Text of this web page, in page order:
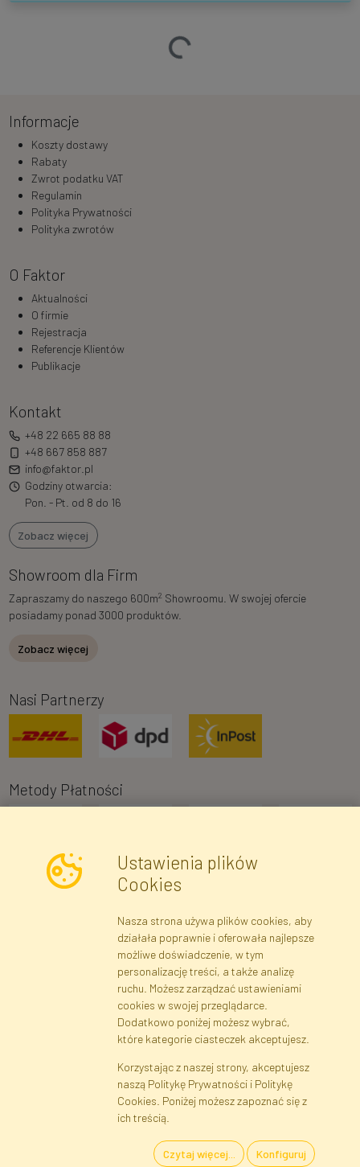
Ładowanie…
Informacje
Koszty dostawy
Rabaty
Zwrot podatku VAT
Regulamin
Polityka Prywatności
Polityka zwrotów
O Faktor
Aktualności
O firmie
Rejestracja
Referencje Klientów
Publikacje
Kontakt
+48 22 665 88 88
+48 667 858 887
info@faktor.pl
Godziny otwarcia:
Pon. - Pt. od 8 do 16
Zobacz więcej
Showroom dla Firm
Zapraszamy do naszego 600m2 Showroomu. W swojej ofercie
posiadamy ponad 3000 produktów.
Zobacz więcej
Nasi Partnerzy
Metody Płatności
Zapisz się
Dane rejestrowe Regulamin
Polityka Prywatności
Pomoc
Mapa serwisu
Cookies Język
Ustawienia plików
Cookies
Nasza strona używa plików cookies, aby
działała poprawnie i oferowała najlepsze
możliwe doświadczenie, w tym
personalizację treści, a także analizę
ruchu. Możesz zarządzać ustawieniami
cookies w swojej przeglądarce.
Dodatkowo poniżej możesz wybrać,
które kategorie ciasteczek akceptujesz.
Korzystając z naszej strony, akceptujesz
naszą Politykę Prywatności i Politykę
Cookies. Poniżej możesz zapoznać się z
ich treścią.
Czytaj więcej... Konfiguruj